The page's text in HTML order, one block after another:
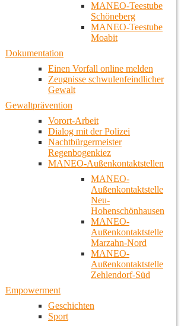
MANEO-Teestube
Schöneberg
MANEO-Teestube
Moabit
Dokumentation
Einen Vorfall online melden
Zeugnisse schwulenfeindlicher
Gewalt
Gewaltprävention
Vorort-Arbeit
Dialog mit der Polizei
Nachtbürgermeister
Regenbogenkiez
MANEO-Außenkontaktstellen
MANEO-
Außenkontaktstelle
Neu-
Hohenschönhausen
MANEO-
Außenkontaktstelle
Marzahn-Nord
MANEO-
Außenkontaktstelle
Zehlendorf-Süd
Empowerment
Geschichten
Sport